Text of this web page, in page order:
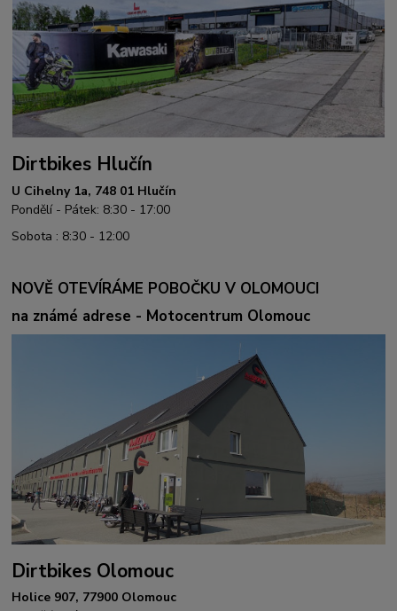
Dirtbikes Hlučín
U Cihelny 1a, 748 01 Hlučín
Pondělí - Pátek: 8:30 - 17:00
Sobota : 8:30 - 12:00
NOVĚ OTEVÍRÁME POBOČKU V OLOMOUCI
na známé adrese - Motocentrum Olomouc
Dirtbikes Olomouc
Holice 907, 77900 Olomouc